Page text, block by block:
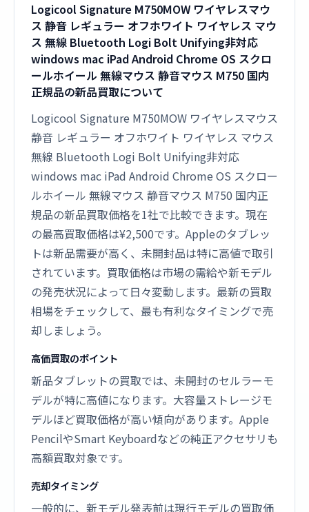
Logicool Signature M750MOW ワイヤレスマウ
ス 静音 レギュラー オフホワイト ワイヤレス マウ
ス 無線 Bluetooth Logi Bolt Unifying非対応
windows mac iPad Android Chrome OS スクロ
ールホイール 無線マウス 静音マウス M750 国内
正規品の新品買取について
Logicool Signature M750MOW ワイヤレスマウス
静音 レギュラー オフホワイト ワイヤレス マウス
無線 Bluetooth Logi Bolt Unifying非対応
windows mac iPad Android Chrome OS スクロー
ルホイール 無線マウス 静音マウス M750 国内正
規品の新品買取価格を1社で比較できます。現在
の最高買取価格は¥2,500です。Appleのタブレッ
トは新品需要が高く、未開封品は特に高値で取引
されています。買取価格は市場の需給や新モデル
の発売状況によって日々変動します。最新の買取
相場をチェックして、最も有利なタイミングで売
却しましょう。
高価買取のポイント
新品タブレットの買取では、未開封のセルラーモ
デルが特に高値になります。大容量ストレージモ
デルほど買取価格が高い傾向があります。Apple
PencilやSmart Keyboardなどの純正アクセサリも
高額買取対象です。
売却タイミング
一般的に、新モデル発表前は現行モデルの買取価